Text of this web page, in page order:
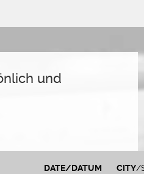
und
DATE/DATUM CITY/